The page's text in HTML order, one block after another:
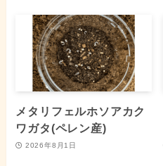
メタリフェルホソアカク
ワガタ(ペレン産)
2026年8月1日